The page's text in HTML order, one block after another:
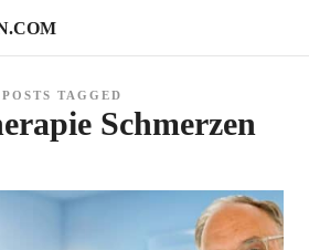
POSTS TAGGED
Schmerzen